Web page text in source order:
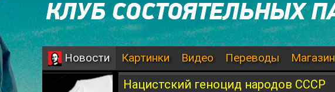
Новости Картинки Видео Переводы Магазин
Нацистский геноцид народов СССР